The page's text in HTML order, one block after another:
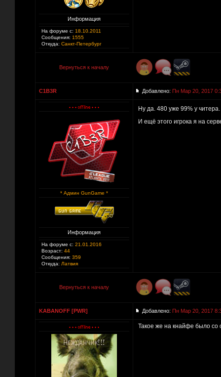
Информация
На форуме с: 18.10.2011
Сообщения: 1555
Откуда: Санкт-Петербург
Вернуться к началу
C1B3R Добавлено: Пн Мар 20, 2017
* Админ GunGame *
Информация
На форуме с: 21.01.2016
Возраст: 44
Сообщения: 359
Откуда: Латвия
Ну да. 480 уже 99% у
И ещё этого игрока я на
Вернуться к началу
KABANOFF [PWR] Добавлено: Пн Мар 20, 2017
Такое же на кнайфе было со